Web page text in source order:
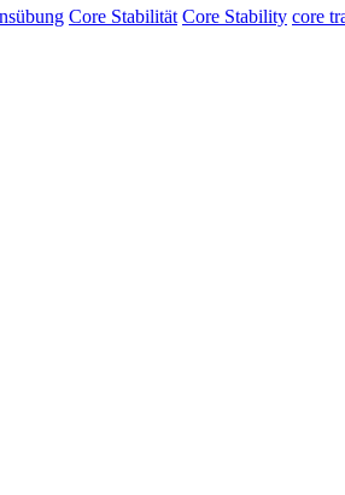
Core Stabilität Core Stability core